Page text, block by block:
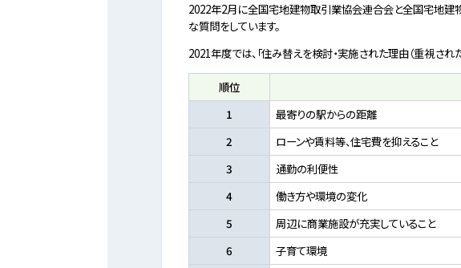
2022年2月に全国宅地建物取引業協会連合会と全国宅地建
な質問をしています。
2021年度では、「住み替えを検討・実施された理由（重視され
順位
1
最寄りの駅からの距離
2
ローンや賃料等、住宅費を抑えること
3
通勤の利便性
4
働き⽅や環境の変化
5
周辺に商業施設が充実していること
6
⼦育て環境